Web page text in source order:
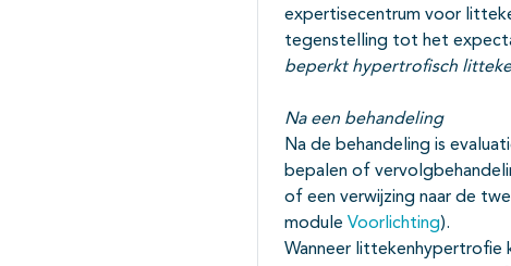
expertisecentrum voor
tegenstelling tot het
beperkt hypertrofisch
Na een behandeling
Na de behandeling is
bepalen of
of een verwijzing naar de
module Voorlichting).
Wanneer littekenhypertrofie